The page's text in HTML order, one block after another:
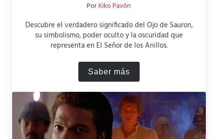
PorKiko Pavón
Descubre el verdadero significado del Ojo de Sauron,
su simbolismo, poder oculto y la oscuridad que
representa en El Señor de los Anillos.
Saber más¿Qué significa el ojo de